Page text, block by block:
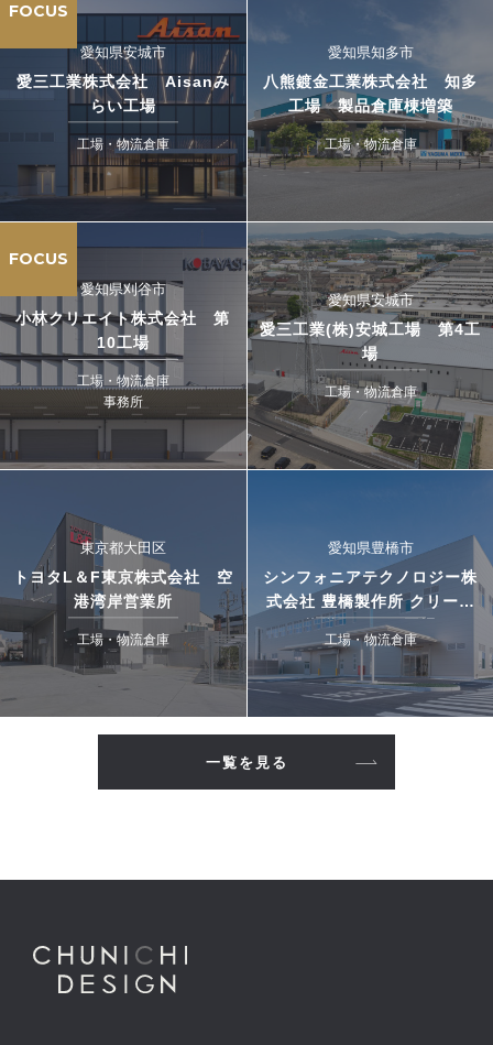
FOCUS
愛知県安城市
愛三工業株式会社 Aisanみ
らい工場
工場・物流倉庫
愛知県知多市
八熊鍍金工業株式会社 知多
工場 製品倉庫棟増築
工場・物流倉庫
FOCUS
愛知県刈谷市
小林クリエイト株式会社 第
10工場
工場・物流倉庫
事務所
愛知県安城市
愛三工業(株)安城工場 第4工
場
工場・物流倉庫
東京都大田区
トヨタL＆F東京株式会社 空
港湾岸営業所
工場・物流倉庫
愛知県豊橋市
シンフォニアテクノロジー株
式会社 豊橋製作所 クリーン
搬送システム工場
工場・物流倉庫
一覧を見る